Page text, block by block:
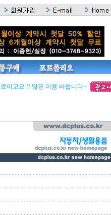
고요 !! 많은 이용 바랍니다 ~~